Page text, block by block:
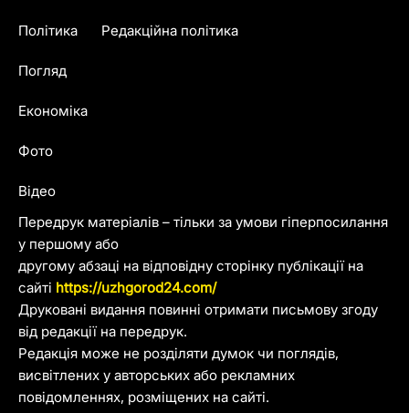
Передрук матеріалів – тільки за умови гіперпосилання
у першому або
другому абзаці на відповідну сторінку публікації на
сайті https://uzhgorod24.com/
Друковані видання повинні отримати письмову згоду
від редакції на передрук.
Редакція може не розділяти думок чи поглядів,
висвітлених у авторських або рекламних
повідомленнях, розміщених на сайті.
Політика
Погляд
Економіка
Фото
Відео
Редакційна політика